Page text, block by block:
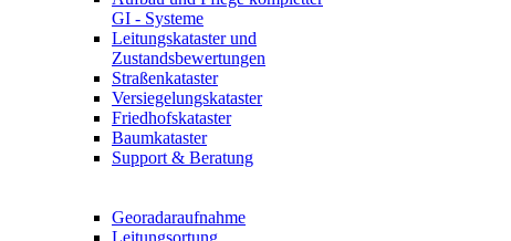
GI - Systeme
Leitungskataster und
Zustandsbewertungen
Straßenkataster
Versiegelungskataster
Friedhofskataster
Baumkataster
Support & Beratung
Georadaraufnahme
Leitungsortung